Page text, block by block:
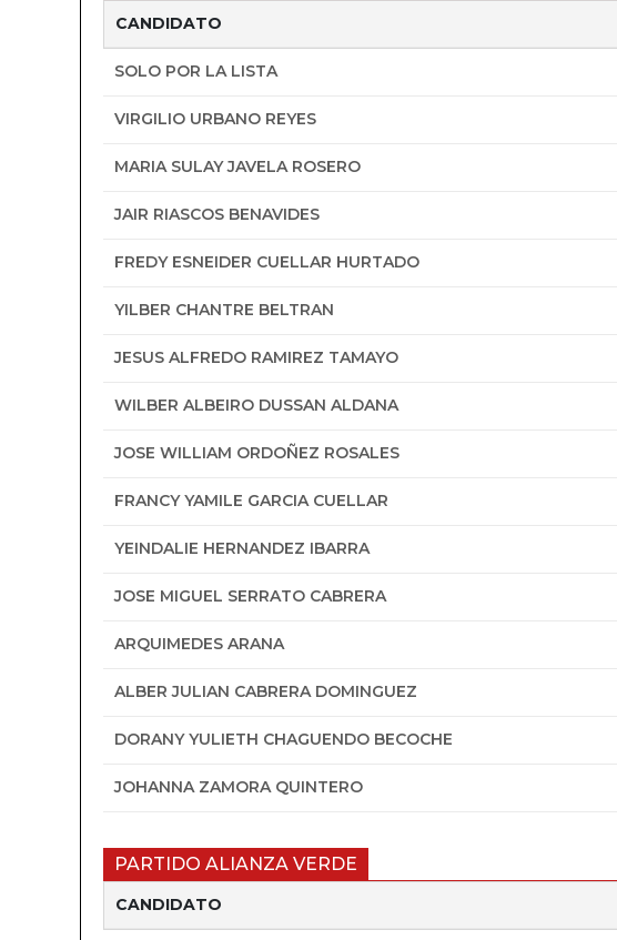
CANDIDATO
SOLO POR LA LISTA
VIRGILIO URBANO REYES
MARIA SULAY JAVELA ROSERO
JAIR RIASCOS BENAVIDES
FREDY ESNEIDER CUELLAR HURTADO
YILBER CHANTRE BELTRAN
JESUS ALFREDO RAMIREZ TAMAYO
WILBER ALBEIRO DUSSAN ALDANA
JOSE WILLIAM ORDOÑEZ ROSALES
FRANCY YAMILE GARCIA CUELLAR
YEINDALIE HERNANDEZ IBARRA
JOSE MIGUEL SERRATO CABRERA
ARQUIMEDES ARANA
ALBER JULIAN CABRERA DOMINGUEZ
DORANY YULIETH CHAGUENDO BECOCHE
JOHANNA ZAMORA QUINTERO
PARTIDO ALIANZA VERDE
CANDIDATO